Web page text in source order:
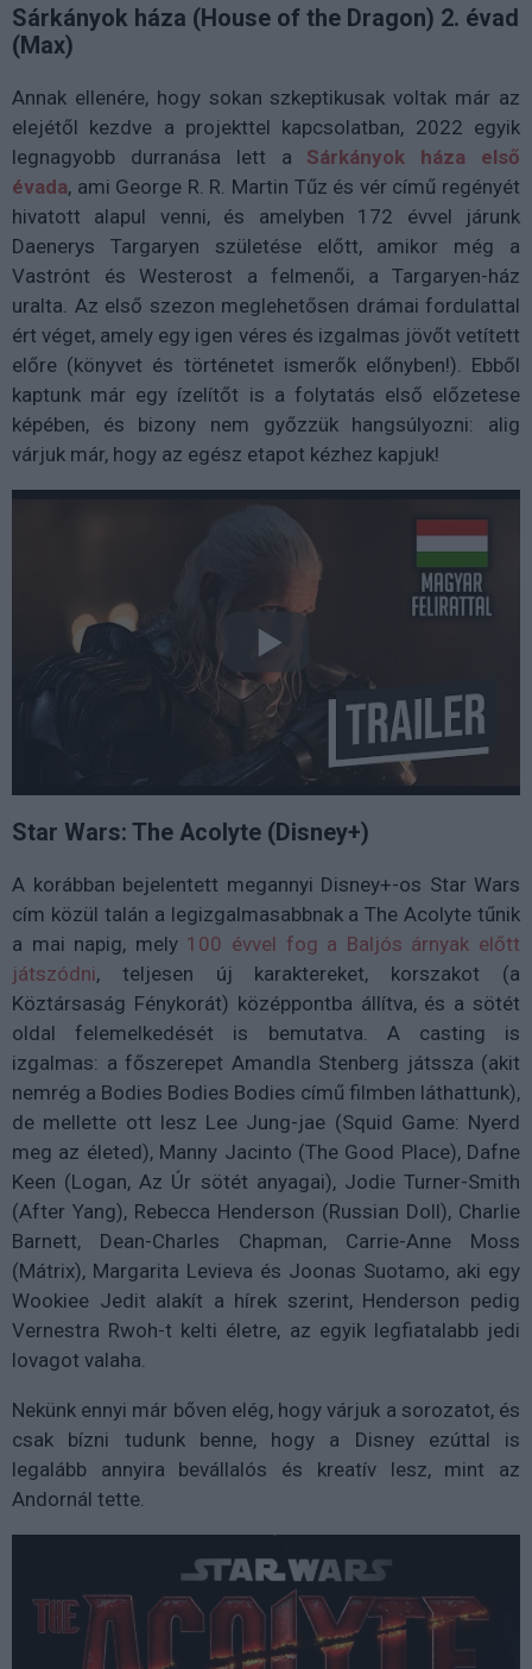
Sárkányok háza (House of the Dragon) 2. évad
(Max)
Annak ellenére, hogy sokan szkeptikusak voltak már az
elejétől kezdve a projekttel kapcsolatban, 2022 egyik
legnagyobb durranása lett a Sárkányok háza első
évada, ami George R. R. Martin Tűz és vér című regényét
hivatott alapul venni, és amelyben 172 évvel járunk
Daenerys Targaryen születése előtt, amikor még a
Vastrónt és Westerost a felmenői, a Targaryen-ház
uralta. Az első szezon meglehetősen drámai fordulattal
ért véget, amely egy igen véres és izgalmas jövőt vetített
előre (könyvet és történetet ismerők előnyben!). Ebből
kaptunk már egy ízelítőt is a folytatás első előzetese
képében, és bizony nem győzzük hangsúlyozni: alig
várjuk már, hogy az egész etapot kézhez kapjuk!
Star Wars: The Acolyte (Disney+)
A korábban bejelentett megannyi Disney+-os Star Wars
cím közül talán a legizgalmasabbnak a The Acolyte tűnik
a mai napig, mely 100 évvel fog a Baljós árnyak előtt
játszódni, teljesen új karaktereket, korszakot (a
Köztársaság Fénykorát) középpontba állítva, és a sötét
oldal felemelkedését is bemutatva. A casting is
izgalmas: a főszerepet Amandla Stenberg játssza (akit
nemrég a Bodies Bodies Bodies című filmben láthattunk),
de mellette ott lesz Lee Jung-jae (Squid Game: Nyerd
meg az életed), Manny Jacinto (The Good Place), Dafne
Keen (Logan, Az Úr sötét anyagai), Jodie Turner-Smith
(After Yang), Rebecca Henderson (Russian Doll), Charlie
Barnett, Dean-Charles Chapman, Carrie-Anne Moss
(Mátrix), Margarita Levieva és Joonas Suotamo, aki egy
Wookiee Jedit alakít a hírek szerint, Henderson pedig
Vernestra Rwoh-t kelti életre, az egyik legfiatalabb jedi
lovagot valaha.
Nekünk ennyi már bőven elég, hogy várjuk a sorozatot, és
csak bízni tudunk benne, hogy a Disney ezúttal is
legalább annyira bevállalós és kreatív lesz, mint az
Andornál tette.